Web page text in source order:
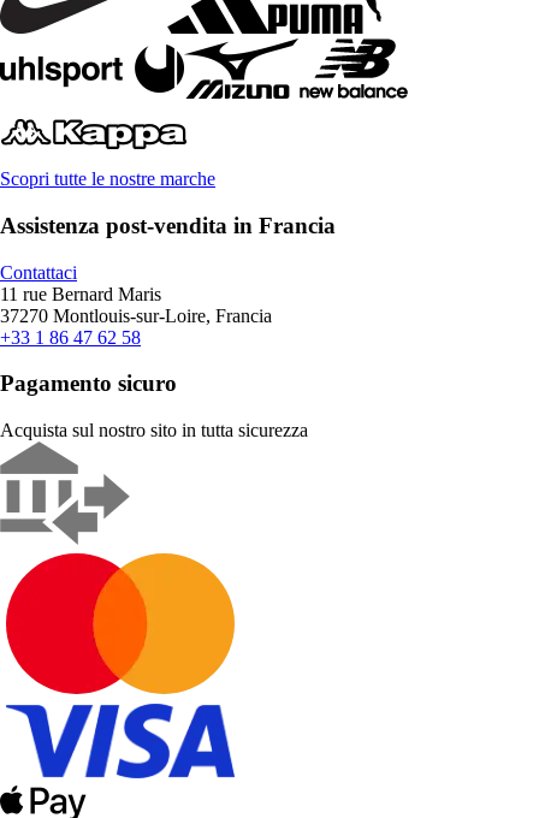
Scopri tutte le nostre marche
Assistenza post-vendita in Francia
Contattaci
11 rue Bernard Maris
37270 Montlouis-sur-Loire, Francia
+33 1 86 47 62 58
Pagamento sicuro
Acquista sul nostro sito in tutta sicurezza